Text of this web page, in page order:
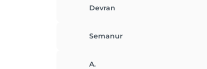
Devran
Semanur
A.